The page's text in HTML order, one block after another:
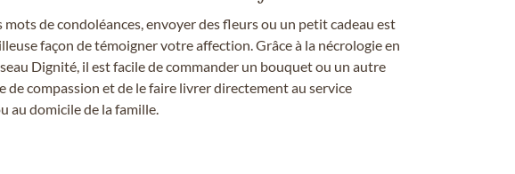
mots de condoléances, envoyer des fleurs ou un petit cadeau est
façon de témoigner votre affection. Grâce à la nécrologie en
Dignité, il est facile de commander un bouquet ou un autre
de compassion et de le faire livrer directement au service
au domicile de la famille.